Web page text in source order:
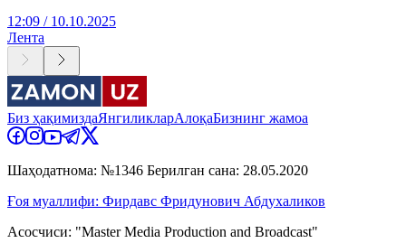
12:09 / 10.10.2025
Лента
Биз ҳақимиздаЯнгиликларАлоқаБизнинг жамоа
Шаҳодатнома: №1346 Берилган сана: 28.05.2020
Ғоя муаллифи: Фирдавс Фридунович Абдухаликов
Асосчиси: "Master Media Production and Broadcast"